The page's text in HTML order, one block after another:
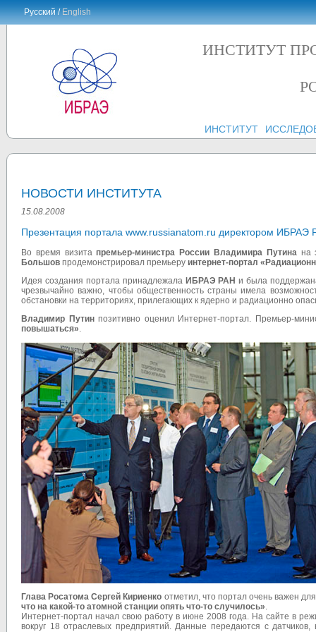
Русский /English
ИНСТИТУТ
ИНСТИТУТ
НОВОСТИ ИНСТИТУТА
15.08.2008
Презентация портала www.russianatom.ru директором
Во время визитапремьер-министра России Владимира Путинана
Большов продемонстрировал премьеру интернет-портал
Идея создания портала принадлежала ИБРАЭ РАН и была
чрезвычайно важно, чтобы общественность страны имела
обстановки на территориях, прилегающих к ядерно и радиационно
Владимир Путинпозитивно оценил Интернет-портал. Премьер-
повышаться».
Глава Росатома Сергей Кириенко отметил, что портал очень важен
что на какой-то атомной станции опять что-то случилось».
Интернет-портал начал свою работу в июне 2008 года. На сайте в
вокруг 18 отраслевых предприятий. Данные передаются с